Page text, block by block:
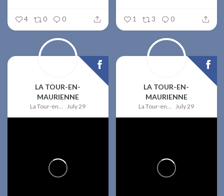
4 0 0 1 3 0
LA TOUR-EN-
MAURIENNE
La Tour-en-Maurienne July 29
LA TOUR-EN-
MAURIENNE
La Tour-en-Maurienne July 29